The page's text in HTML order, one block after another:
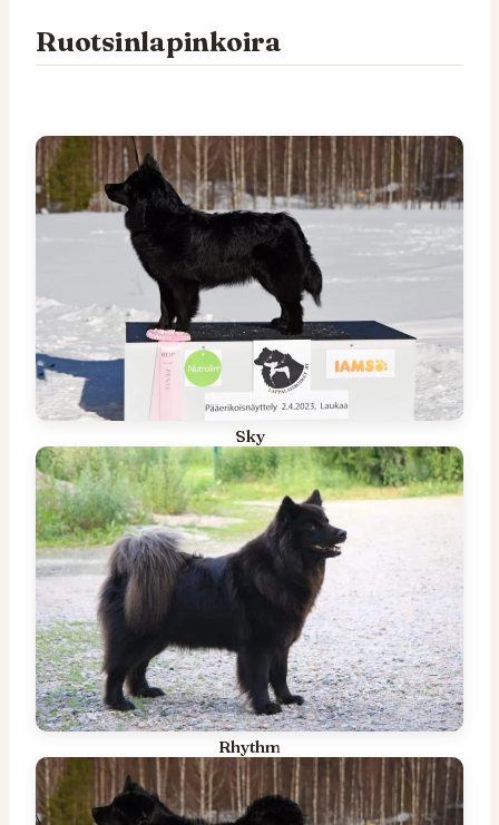
Ruotsinlapinkoira
Sky
Rhythm